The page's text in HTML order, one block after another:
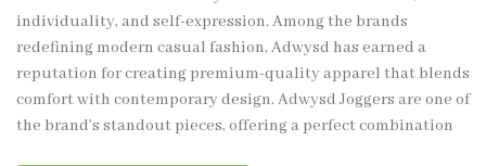
individuality, and self-expression. Among the brands
redefining modern casual fashion, Adwysd has earned a
reputation for creating premium-quality apparel that blends
comfort with contemporary design. Adwysd Joggers are one of
the brand’s standout pieces, offering a perfect combination